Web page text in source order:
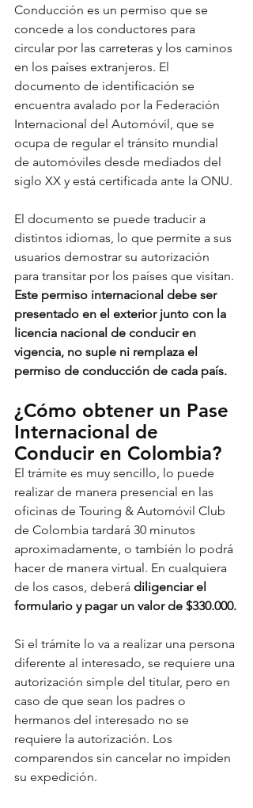
Conducción es un permiso que se
concede a los conductores para
circular por las carreteras y los caminos
en los países extranjeros. El
documento de identificación se
encuentra avalado por la Federación
Internacional del Automóvil, que se
ocupa de regular el tránsito mundial
de automóviles desde mediados del
siglo XX y está certificada ante la ONU.
El documento se puede traducir a
distintos idiomas, lo que permite a sus
usuarios demostrar su autorización
para transitar por los países que visitan.
Este permiso internacional debe ser
presentado en el exterior junto con la
licencia nacional de conducir en
vigencia, no suple ni remplaza el
permiso de conducción de cada país.
¿Cómo obtener un Pase
Internacional de
Conducir en Colombia?
El trámite es muy sencillo, lo puede
realizar de manera presencial en las
oficinas de Touring & Automóvil Club
de Colombia tardará 30 minutos
aproximadamente, o también lo podrá
hacer de manera virtual. En cualquiera
de los casos, deberá diligenciar el
formulario y pagar un valor de $330.000.
Si el trámite lo va a realizar una persona
diferente al interesado, se requiere una
autorización simple del titular, pero en
caso de que sean los padres o
hermanos del interesado no se
requiere la autorización. Los
comparendos sin cancelar no impiden
su expedición.